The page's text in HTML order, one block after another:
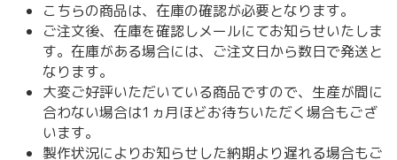
こちらの商品は、在庫の確認が必要となります。
ご注文後、在庫を確認しメールにてお知らせいたしま
す。在庫がある場合には、ご注文日から数日で発送と
なります。
大変ご好評いただいている商品ですので、生産が間に
合わない場合は1ヵ月ほどお待ちいただく場合もござ
います。
製作状況によりお知らせした納期より遅れる場合もご